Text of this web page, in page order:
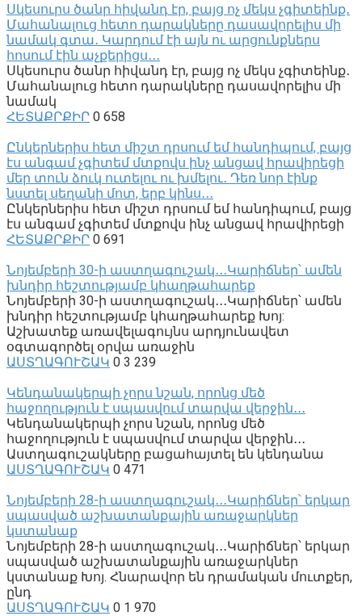
Սկեսուրս ծանր հիվանդ էր, բայց ոչ մեկս չգիտեինք․
Մահանալուց հետո դարակները դասավորելիս մի
նամակ գտա․ Կարդում էի այն ու արցունքներս
հոսում էին աչքերիցս․․․
Սկեսուրս ծանր հիվանդ էր, բայց ոչ մեկս չգիտեինք․
Մահանալուց հետո դարակները դասավորելիս մի
նամակ
ՀԵՏԱՔՐՔԻՐ 0 658
Ընկերներիս հետ միշտ դրսում եմ հանդիպում, բայց
էս անգամ չգիտեմ մտքովս ինչ անցավ հրավիրեցի
մեր տուն ձուկ ուտելու ու խմելու․ Դեռ նոր էինք
նստել սեղանի մոտ, երբ կինս․․․
Ընկերներիս հետ միշտ դրսում եմ հանդիպում, բայց
էս անգամ չգիտեմ մտքովս ինչ անցավ հրավիրեցի
ՀԵՏԱՔՐՔԻՐ 0 691
Նոյեմբերի 30-ի աստղագուշակ․․․Կարիճներ՝ ամեն
խնդիր հեշտությամբ կհաղթահարեք
Նոյեմբերի 30-ի աստղագուշակ․․․Կարիճներ՝ ամեն
խնդիր հեշտությամբ կհաղթահարեք Խոյ:
Աշխատեք առավելագույնս արդյունավետ
օգտագործել օրվա առաջին
ԱՍՏՂԱԳՈՒՇԱԿ 0 3 239
Կենդանակերպի չորս նշան, որոնց մեծ
հաջողություն է սպասվում տարվա վերջին․․․
Կենդանակերպի չորս նշան, որոնց մեծ
հաջողություն է սպասվում տարվա վերջին․․․
Աստղագուշակները բացահայտել են կենդանա
ԱՍՏՂԱԳՈՒՇԱԿ 0 471
Նոյեմբերի 28-ի աստղագուշակ․․․Կարիճներ՝ երկար
սպասված աշխատանքային առաջարկներ
կստանաք
Նոյեմբերի 28-ի աստղագուշակ․․․Կարիճներ՝ երկար
սպասված աշխատանքային առաջարկներ
կստանաք Խոյ. Հնարավոր են դրամական մուտքեր,
ընդ
ԱՍՏՂԱԳՈՒՇԱԿ 0 1 970